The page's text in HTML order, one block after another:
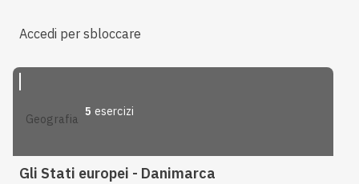
Accedi per sbloccare
geografia
5 esercizi
Gli Stati europei - Danimarca